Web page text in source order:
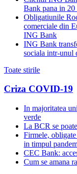
Bank pana in 20
Obligatiunile
comerciale din
ING Bank
ING Bank
sociala intr-unul
Toate stirile
Criza COVID-19
In majoritatea
verde
La BCR se
Firmele,
in timpul
CEC Bank:
Cum se amana